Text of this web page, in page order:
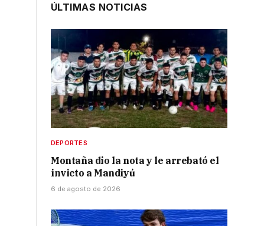
ÚLTIMAS NOTICIAS
DEPORTES
Montaña dio la nota y le arrebató el
invicto a Mandiyú
6 de agosto de 2026